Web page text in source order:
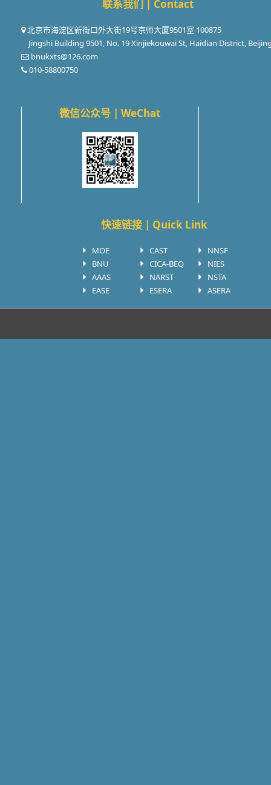
联系我们 | Contact
北京市海淀区新街口外大街19号京师大厦9501室 100875
Jingshi Building 9501, No. 19 Xinjiekouwai St, Haidian District,
bnukxts@126.com
010-58800750
微信公众号 | WeChat
快速链接 | Quick Link
MOE CAST
NNSF
BNU
CICA-BEQ
NIES
AAAS
NARST
NSTA
EASE
ESERA ASERA